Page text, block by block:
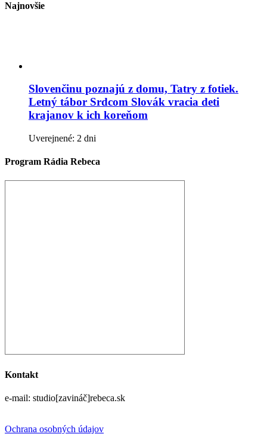
Najnovšie
Slovenčinu poznajú z domu, Tatry z fotiek.
Letný tábor Srdcom Slovák vracia deti
krajanov k ich koreňom
Uverejnené: 2 dni
Program Rádia Rebeca
Kontakt
e-mail: studio[zavináč]rebeca.sk
Ochrana osobných údajov